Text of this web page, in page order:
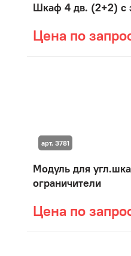
Шкаф 4 дв. (2+2) с
Цена по
Модуль для
ограничители
Цена по
арт. 3781